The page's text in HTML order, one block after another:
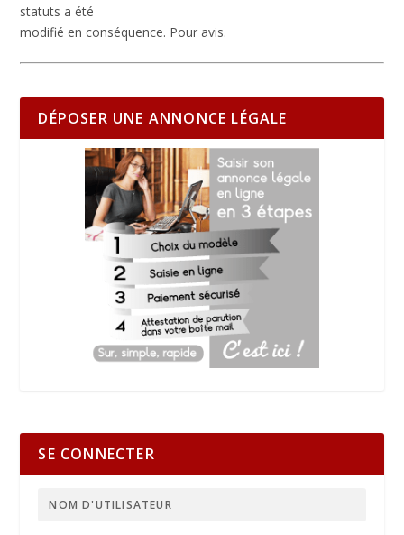
statuts a été
modifié en conséquence. Pour avis.
DÉPOSER UNE ANNONCE LÉGALE
SE CONNECTER